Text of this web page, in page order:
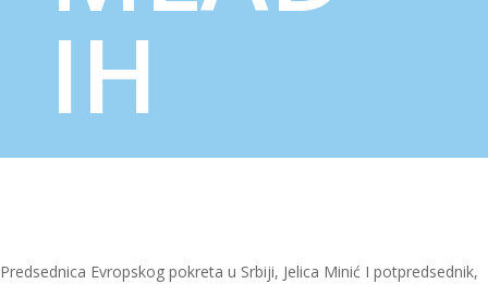
IH
Predsednica Evropskog pokreta u Srbiji, Jelica Minić I potpredsednik,